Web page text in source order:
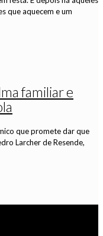
que aquecem e um
familiar e
que promete dar que
Larcher de Resende,